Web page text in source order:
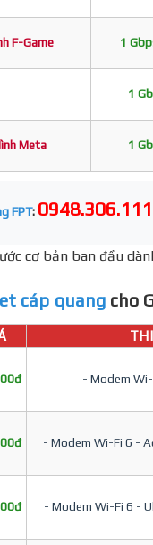
F-Game 1
1
Meta 1
FPT: 0948.306.111
cơ bản ban đầu
cáp quang cho
- Modem
- Modem Wi-Fi 6 -
- Modem Wi-Fi 6 -